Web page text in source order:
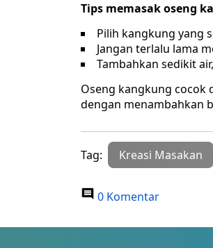
Tips memasak oseng
Pilih kangkung yang
Jangan terlalu lama
Tambahkan sedikit
Oseng kangkung cocok
dengan menambahkan
Tag: Kreasi Masakan
0 Komentar